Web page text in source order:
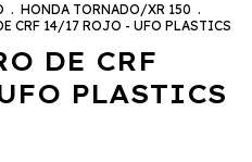
. HONDA TORNADO/XR 150 .
CRF 14/17 ROJO - UFO PLASTICS
DE CRF
PLASTICS